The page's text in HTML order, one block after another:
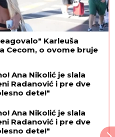
Karleuša
Cecom, o ovome bruje
Ana Nikolić je slala
Radanović i pre dve
dete!"
Ana Nikolić je slala
Radanović i pre dve
dete!"